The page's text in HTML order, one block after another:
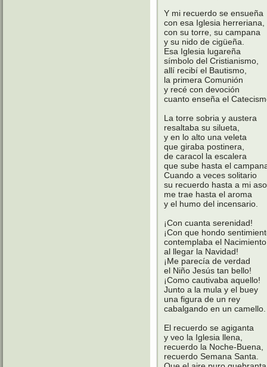
Y mi recuerdo se ensueña
con esa Iglesia herreriana,
con su torre, su campana
y su nido de cigüeña.
Esa Iglesia lugareña
símbolo del Cristianismo,
allí recibí el Bautismo,
la primera Comunión
y recé con devoción
cuanto enseña el
La torre sobria y austera
resaltaba su silueta,
y en lo alto una veleta
que giraba postinera,
de caracol la escalera
que sube hasta el
Cuando a veces solitario
su recuerdo hasta a mi
me trae hasta el aroma
y el humo del incensario.
¡Con cuanta serenidad!
¡Con que hondo
contemplaba el Nacimiento
al llegar la Navidad!
¡Me parecía de verdad
el Niño Jesús tan bello!
¡Como cautivaba aquello!
Junto a la mula y el buey
una figura de un rey
cabalgando en un camello.
El recuerdo se agiganta
y veo la Iglesia llena,
recuerdo la Noche-Buena,
recuerdo Semana Santa.